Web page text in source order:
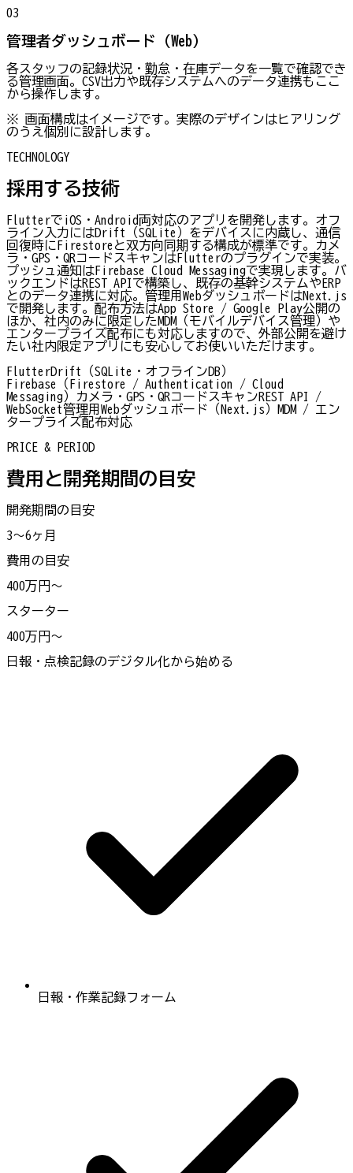
03
管理者ダッシュボード（Web）
各スタッフの記録状況・勤怠・在庫データを一覧で確認でき
る管理画面。CSV出力や既存システムへのデータ連携もここ
から操作します。
※ 画面構成はイメージです。実際のデザインはヒアリング
のうえ個別に設計します。
TECHNOLOGY
採用する技術
FlutterでiOS・Android両対応のアプリを開発します。オフ
ライン入力にはDrift（SQLite）をデバイスに内蔵し、通信
回復時にFirestoreと双方向同期する構成が標準です。カメ
ラ・GPS・QRコードスキャンはFlutterのプラグインで実装。
プッシュ通知はFirebase Cloud Messagingで実現します。バ
ックエンドはREST APIで構築し、既存の基幹システムやERP
とのデータ連携に対応。管理用WebダッシュボードはNext.js
で開発します。配布方法はApp Store / Google Play公開の
ほか、社内のみに限定したMDM（モバイルデバイス管理）や
エンタープライズ配布にも対応しますので、外部公開を避け
たい社内限定アプリにも安心してお使いいただけます。
FlutterDrift（SQLite・オフラインDB）
Firebase（Firestore / Authentication / Cloud
Messaging）
カメラ・GPS・QRコードスキャンREST API /
WebSocket管理用Webダッシュボード（Next.js）
MDM / エン
タープライズ配布対応
PRICE & PERIOD
費用と開発期間の目安
開発期間の目安
3〜6ヶ月
費用の目安
400万円〜
スターター
400万円〜
日報・点検記録のデジタル化から始める
日報・作業記録フォーム